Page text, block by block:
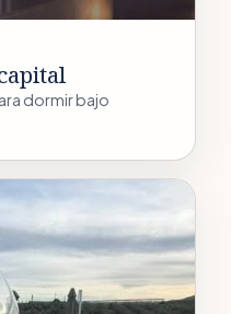
dormir bajo